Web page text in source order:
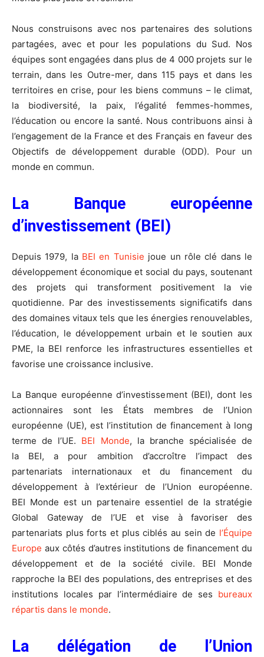
Nous construisons avec nos partenaires des solutions
partagées, avec et pour les populations du Sud. Nos
équipes sont engagées dans plus de 4 000 projets sur le
terrain, dans les Outre-mer, dans 115 pays et dans les
territoires en crise, pour les biens communs – le climat,
la biodiversité, la paix, l’égalité femmes-hommes,
l’éducation ou encore la santé. Nous contribuons ainsi à
l’engagement de la France et des Français en faveur des
Objectifs de développement durable (ODD). Pour un
monde en commun.
La Banque européenne
d’investissement (BEI)
Depuis 1979, la BEI en Tunisie joue un rôle clé dans le
développement économique et social du pays, soutenant
des projets qui transforment positivement la vie
quotidienne. Par des investissements significatifs dans
des domaines vitaux tels que les énergies renouvelables,
l’éducation, le développement urbain et le soutien aux
PME, la BEI renforce les infrastructures essentielles et
favorise une croissance inclusive.
La Banque européenne d’investissement (BEI), dont les
actionnaires sont les États membres de l’Union
européenne (UE), est l’institution de financement à long
terme de l’UE. BEI Monde, la branche spécialisée de
la BEI, a pour ambition d’accroître l’impact des
partenariats internationaux et du financement du
développement à l’extérieur de l’Union européenne.
BEI Monde est un partenaire essentiel de la stratégie
Global Gateway de l’UE et vise à favoriser des
partenariats plus forts et plus ciblés au sein de l’Équipe
Europe aux côtés d’autres institutions de financement du
développement et de la société civile. BEI Monde
rapproche la BEI des populations, des entreprises et des
institutions locales par l’intermédiaire de ses bureaux
répartis dans le monde.
La délégation de l’Union